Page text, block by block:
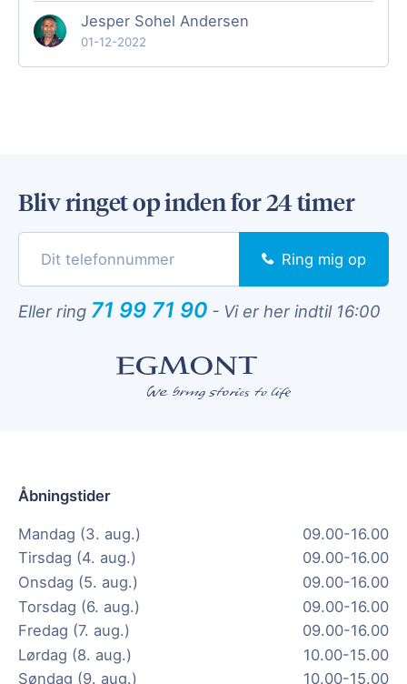
Jesper Sohel Andersen
01-12-2022
Bliv ringet op inden for 24 timer
Ring mig op
Eller ring 71 99 71 90 - Vi er her indtil 16:00
Åbningstider
Mandag (3. aug.)
09.00-16.00
Tirsdag (4. aug.)
09.00-16.00
Onsdag (5. aug.)
09.00-16.00
Torsdag (6. aug.)
09.00-16.00
Fredag (7. aug.)
09.00-16.00
Lørdag (8. aug.)
10.00-15.00
Søndag (9. aug.)
10.00-15.00